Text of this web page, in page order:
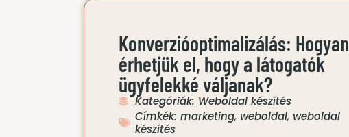
Konverzióoptimalizálás: Hogyan
érhetjük el, hogy a látogatók
ügyfelekké váljanak?
Kategóriák: Weboldal készítés
Címkék: marketing, weboldal, weboldal
készítés